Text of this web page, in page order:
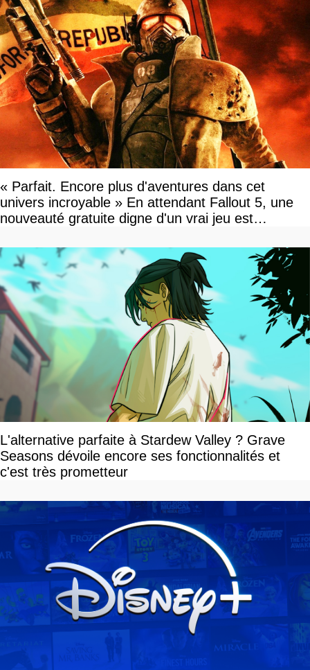
« Parfait. Encore plus d'aventures dans cet
univers incroyable » En attendant Fallout 5, une
nouveauté gratuite digne d'un vrai jeu est
L'alternative parfaite à Stardew Valley ? Grave
Seasons dévoile encore ses fonctionnalités et
c'est très prometteur